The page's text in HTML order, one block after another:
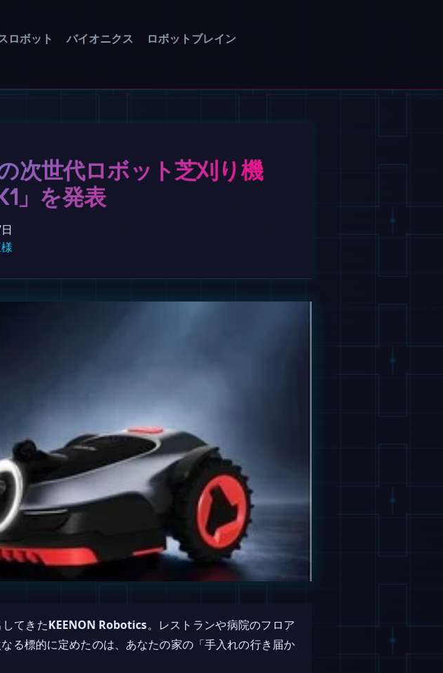
ロボット バイオニクス ロボットブレイン
世代ロボット芝刈り機
」を発表
てきたKEENON Robotics。レストランや病院のフロア
る標的に定めたのは、あなたの家の「手入れの行き届か